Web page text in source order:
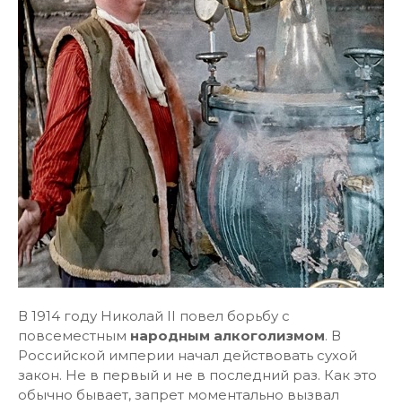
В 1914 году Николай II повел борьбу с
повсеместным народным алкоголизмом. В
Российской империи начал действовать сухой
закон. Не в первый и не в последний раз. Как это
обычно бывает, запрет моментально вызвал